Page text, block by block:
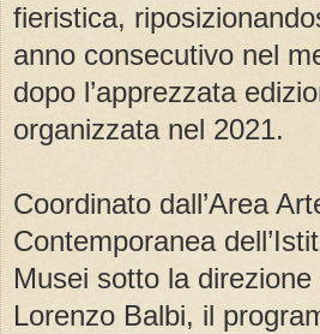
fieristica,
anno consecutivo nel
dopo l’apprezzata
organizzata nel 2021.
Coordinato dall’Area
Contemporanea
Musei sotto la
Lorenzo Balbi, il